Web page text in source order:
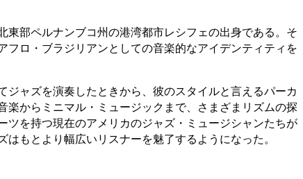
部ペルナンブコ州の港湾都市レシフェの出身である。そ
ロ・ブラジリアンとしての音楽的なアイデンティティを
ャズを演奏したときから、彼のスタイルと言えるパーカ
からミニマル・ミュージックまで、さまざまリズムの探
を持つ現在のアメリカのジャズ・ミュージシャンたちが
もとより幅広いリスナーを魅了するようになった。